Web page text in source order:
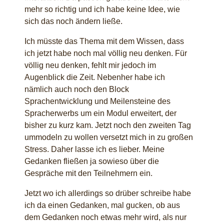
mehr so richtig und ich habe keine Idee, wie
sich das noch ändern ließe.
Ich müsste das Thema mit dem Wissen, dass
ich jetzt habe noch mal völlig neu denken. Für
völlig neu denken, fehlt mir jedoch im
Augenblick die Zeit. Nebenher habe ich
nämlich auch noch den Block
Sprachentwicklung und Meilensteine des
Spracherwerbs um ein Modul erweitert, der
bisher zu kurz kam. Jetzt noch den zweiten Tag
ummodeln zu wollen versetzt mich in zu großen
Stress. Daher lasse ich es lieber. Meine
Gedanken fließen ja sowieso über die
Gespräche mit den Teilnehmern ein.
Jetzt wo ich allerdings so drüber schreibe habe
ich da einen Gedanken, mal gucken, ob aus
dem Gedanken noch etwas mehr wird, als nur